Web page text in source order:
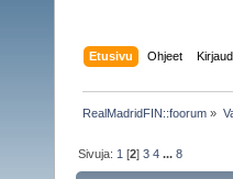
Etusivu Ohjeet
RealMadridFIN::foorum »
Sivuja: 1 [2]3 4 ...8